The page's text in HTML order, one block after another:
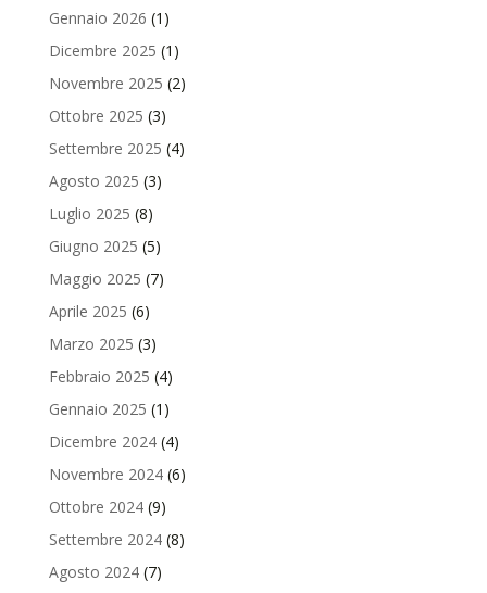
Gennaio 2026 (1)
Dicembre 2025 (1)
Novembre 2025 (2)
Ottobre 2025 (3)
Settembre 2025 (4)
Agosto 2025 (3)
Luglio 2025 (8)
Giugno 2025 (5)
Maggio 2025 (7)
Aprile 2025 (6)
Marzo 2025 (3)
Febbraio 2025 (4)
Gennaio 2025 (1)
Dicembre 2024(4)
Novembre 2024(6)
Ottobre 2024(9)
Settembre 2024(8)
Agosto 2024(7)